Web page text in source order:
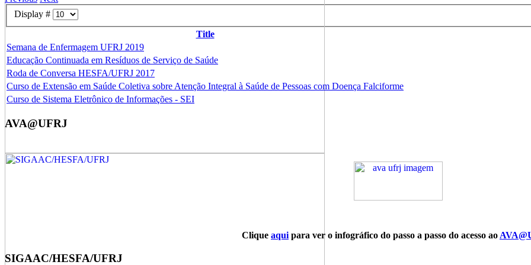
Display #
Title
Semana de Enfermagem UFRJ 2019
Educação Continuada em Resíduos de Serviço de Saúde
Roda de Conversa HESFA/UFRJ 2017
Curso de Extensão em Saúde Coletiva sobre Atenção Integral à Saúde de Pessoas com Doença Falciforme
Curso de Sistema Eletrônico de Informações - SEI
AVA@UFRJ
Clique aqui para ver o infográfico do passo a passo do acesso ao
SIGAAC/HESFA/UFRJ